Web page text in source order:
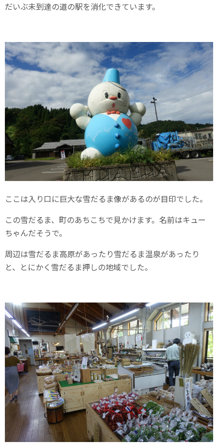
だいぶ未到達の道の駅を消化できています。
ここは入り口に巨大な雪だるま像があるのが目印でした。
この雪だるま、町のあちこちで見かけます。名前はキュー
ちゃんだそうで。
周辺は雪だるま高原があったり雪だるま温泉があったり
と、とにかく雪だるま押しの地域でした。